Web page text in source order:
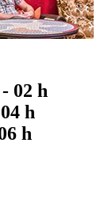
02 h
h
h